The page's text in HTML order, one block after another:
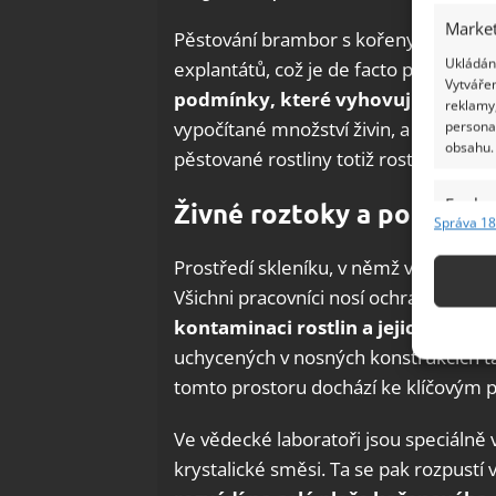
obsahu.
Funkce
Správa
Pěstování brambor s kořeny ve
explantátů, což je de facto pěstování
podmínky, které vyhovují
vypočítané množství živin, a navíc
pěstované rostliny totiž rostou velmi
Živné roztoky a
Prostředí skleníku, v němž vědci
Všichni pracovníci nosí ochranné
kontaminaci rostlin a jejich
uchycených v nosných konstrukcích
tomto prostoru dochází ke klíčovým
Ve vědecké laboratoři jsou
krystalické směsi. Ta se pak